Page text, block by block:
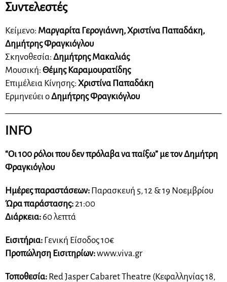
Συντελεστές
Κείμενο: Μαργαρίτα Γερογιάννη, Χριστίνα Παπαδάκη,
Δημήτρης Φραγκιόγλου
Σκηνοθεσία: Δημήτρης Μακαλιάς
Μουσική: Θέμης Καραμουρατίδης
Επιμέλεια Κίνησης: Χριστίνα Παπαδάκη
Ερμηνεύει οΔημήτρης Φραγκιόγλου
INFO
“Οι 100 ρόλοι που δεν πρόλαβα να παίξω” με τον Δημήτρη
Φραγκιόγλου
Ημέρες παραστάσεων: Παρασκευή 5, 12 & 19 Νοεμβρίου
Ώρα παράστασης:21:00
Διάρκεια:60 λεπτά
Εισιτήρια: Γενική Είσοδος 10€
Προπώληση Εισιτηρίων:www.viva.gr
Τοποθεσία: Red Jasper Cabaret Theatre (Κεφαλληνίας 18,